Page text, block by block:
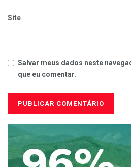
Site
Salvar meus dados neste
que eu comentar.